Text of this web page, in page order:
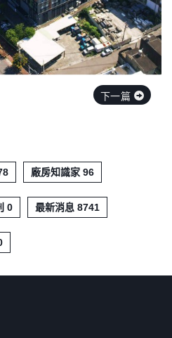
下一篇
廠房知識家 96
0 最新消息 8741